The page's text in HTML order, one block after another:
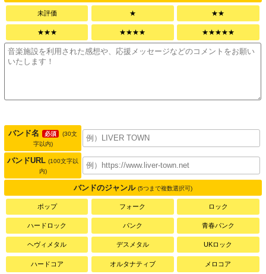
未評価 ★ ★★
★★★ ★★★★ ★★★★★
バンド名 必須
(30文
字以内)
バンドURL (100文字以
内)
バンドのジャンル (5つまで複数選択可)
ポップ フォーク ロック
ハードロック パンク 青春パンク
ヘヴィメタル デスメタル UKロック
ハードコア オルタナティブ メロコア